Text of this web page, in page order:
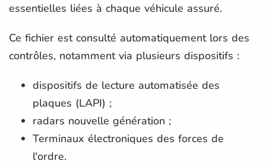
essentielles liées à chaque véhicule assuré.
Ce fichier est consulté automatiquement lors des
contrôles, notamment via plusieurs dispositifs :
dispositifs de lecture automatisée des
plaques (LAPI) ;
radars nouvelle génération ;
Terminaux électroniques des forces de
l'ordre.